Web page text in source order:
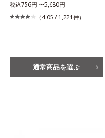
税込756円 〜5,680円
（4.05 / 1,221件）
通常商品を選ぶ